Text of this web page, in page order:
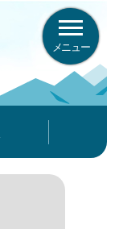
メニュー